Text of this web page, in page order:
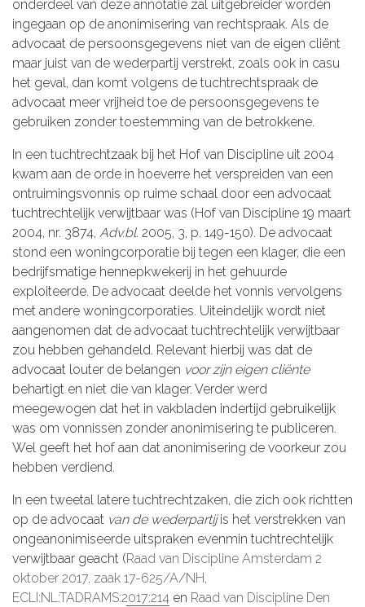
onderdeel van deze annotatie zal uitgebreider worden
ingegaan op de anonimisering van rechtspraak. Als de
advocaat de persoonsgegevens niet van de eigen cliënt
maar juist van de wederpartij verstrekt, zoals ook in casu
het geval, dan komt volgens de tuchtrechtspraak de
advocaat meer vrijheid toe de persoonsgegevens te
gebruiken zonder toestemming van de betrokkene.
In een tuchtrechtzaak bij het Hof van Discipline uit 2004
kwam aan de orde in hoeverre het verspreiden van een
ontruimingsvonnis op ruime schaal door een advocaat
tuchtrechtelijk verwijtbaar was (Hof van Discipline 19 maart
2004, nr. 3874, Adv.bl. 2005, 3, p. 149-150). De advocaat
stond een woningcorporatie bij tegen een klager, die een
bedrijfsmatige hennepkwekerij in het gehuurde
exploiteerde. De advocaat deelde het vonnis vervolgens
met andere woningcorporaties. Uiteindelijk wordt niet
aangenomen dat de advocaat tuchtrechtelijk verwijtbaar
zou hebben gehandeld. Relevant hierbij was dat de
advocaat louter de belangen voor zijn eigen cliënte
behartigt en niet die van klager. Verder werd
meegewogen dat het in vakbladen indertijd gebruikelijk
was om vonnissen zonder anonimisering te publiceren.
Wel geeft het hof aan dat anonimisering de voorkeur zou
hebben verdiend.
In een tweetal latere tuchtrechtzaken, die zich ook richtten
op de advocaat van de wederpartijis het verstrekken van
ongeanonimiseerde uitspraken evenmin tuchtrechtelijk
verwijtbaar geacht (Raad van Discipline Amsterdam 2
oktober 2017, zaak 17-625/A/NH,
ECLI:NL:TADRAMS:2017:214 en Raad van Discipline Den